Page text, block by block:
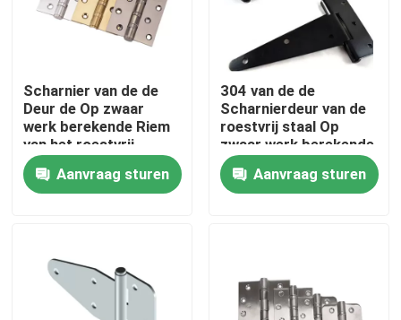
Kwaliteitscontrole
Contacteer ons
Inconel 600 Materiaal
Inconel 625 Materiaal
Inconel 718 Materiaal
Scharnier van de de
Deur de Op zwaar
werk berekende Riem
van het roestvrij
staalvenster
Aanvraag sturen
304 van de de
Scharnierdeur van de
roestvrij staal Op
zwaar werk berekende
Riem het
Lagerscharnieren
96mm tot 300mm
Aanvraag sturen